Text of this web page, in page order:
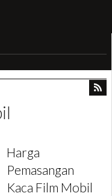
Harga
Pemasangan
Kaca Film Mobil